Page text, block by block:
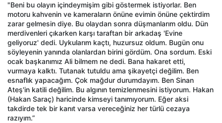
"Beni bu olayın içindeymişim gibi göstermek istiyorlar. Ben
motoru kahvenin ve kameraların önüne evimin önüne çektirdim
zarar gelmesin diye. Bu olaydan sonra düşmanlarım oldu. Dün
merdivenleri çıkarken karşı taraftan bir arkadaş 'Evine
geliyoruz' dedi. Uykularım kaçtı, huzursuz oldum. Bugün onu
söyleyenin yanında olanlardan birini gördüm. Ona sordum. Eski
ocak başkanımız Ali bilmem ne dedi. Bana hakaret etti,
vurmaya kalktı. Tutanak tutuldu ama şikayetçi değilim. Ben
esnaflık yapacağım. Çok mağdur durumdayım. Ben Sinan
Ateş'in katili değilim. Bu algının temizlenmesini istiyorum. Hakan
(Hakan Saraç) haricinde kimseyi tanımıyorum. Eğer aksi
takdirde tek bir kanıt varsa vereceğiniz her türlü cezaya
razıyım.”